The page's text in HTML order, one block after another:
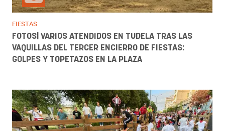
FIESTAS
FOTOS| VARIOS ATENDIDOS EN TUDELA TRAS LAS
VAQUILLAS DEL TERCER ENCIERRO DE FIESTAS:
GOLPES Y TOPETAZOS EN LA PLAZA